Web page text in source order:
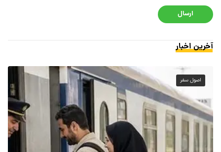
ارسال
آخرین اخبار
اصول سفر